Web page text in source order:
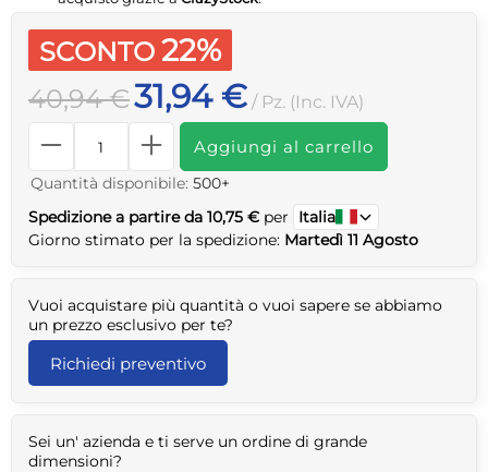
SCONTO 22%
40,94 €31,94 € / Pz. (Inc. IVA)
Aggiungi al carrello
Quantità disponibile: 500+
Spedizione a partire da 10,75 € per
Italia
Giorno stimato per la spedizione: Martedì 11 Agosto
Vuoi acquistare più quantità o vuoi sapere se abbiamo
un prezzo esclusivo per te?
Richiedi preventivo
Sei un' azienda e ti serve un ordine di grande
dimensioni?